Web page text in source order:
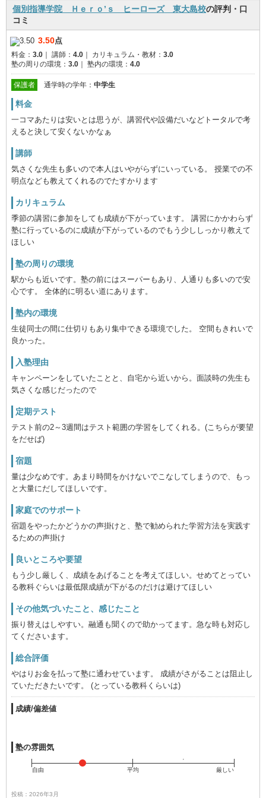
個別指導学院 Ｈｅｒｏ’ｓ ヒーローズ 東大島校の評判・口
コミ
3.50点
料金： 3.0 講師： 4.0 カリキュラム・教材： 3.0
塾の周りの環境： 3.0 塾内の環境： 4.0
保護者 通学時の学年： 中学生
料金
一コマあたりは安いとは思うが、講習代や設備だいなどトータルで考
えると決して安くないかなぁ
講師
気さくな先生も多いので本人はいやがらずにいっている。 授業での不
明点なども教えてくれるのでたすかります
カリキュラム
季節の講習に参加をしても成績が下がっています。 講習にかかわらず
塾に行っているのに成績が下がっているのでもう少ししっかり教えて
ほしい
塾の周りの環境
駅からも近いです。塾の前にはスーパーもあり、人通りも多いので安
心です。 全体的に明るい道にあります。
塾内の環境
生徒同士の間に仕切りもあり集中できる環境でした。 空間もきれいで
良かった。
入塾理由
キャンペーンをしていたことと、自宅から近いから。面談時の先生も
気さくな感じだったので
定期テスト
テスト前の2～3週間はテスト範囲の学習をしてくれる。(こちらが要望
をだせば)
宿題
量は少なめです。あまり時間をかけないでこなしてしまうので、もっ
と大量にだしてほしいです。
家庭でのサポート
宿題をやったかどうかの声掛けと、塾で勧められた学習方法を実践す
るための声掛け
良いところや要望
もう少し厳しく、成績をあげることを考えてほしい。せめてとってい
る教科ぐらいは最低限成績が下がるのだけは避けてほしい
その他気づいたこと、感じたこと
振り替えはしやすい。融通も聞くので助かってます。急な時も対応し
てくださいます。
総合評価
やはりお金を払って塾に通わせています。 成績がさがることは阻止し
ていただきたいです。 (とっている教科くらいは)
成績/偏差値
塾の雰囲気
自由 平均 厳しい
投稿：2026年3月